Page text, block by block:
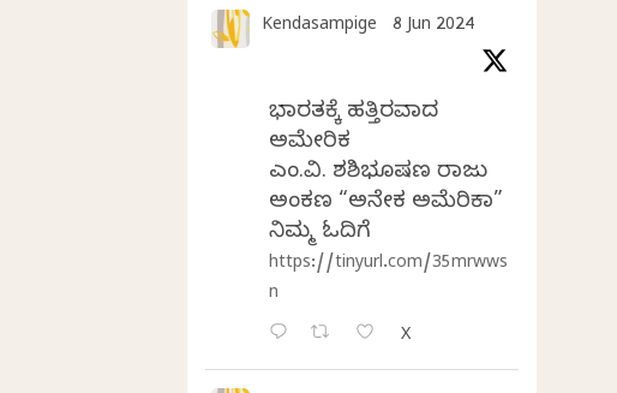
Kendasampige 8 Jun 2024
ಭಾರತಕ್ಕೆ ಹತ್ತಿರವಾದ
ಅಮೇರಿಕ
ಎಂ.ವಿ. ಶಶಿಭೂಷಣ ರಾಜು
ಅಂಕಣ “ಅನೇಕ ಅಮೆರಿಕಾ”
ನಿಮ್ಮ ಓದಿಗೆ
https://tinyurl.com/35mrwws
n
X